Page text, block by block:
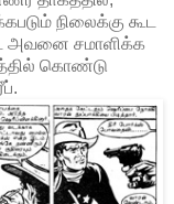
நிலைக்கு கூட
அவனை சமாளிக்க
கொண்டு